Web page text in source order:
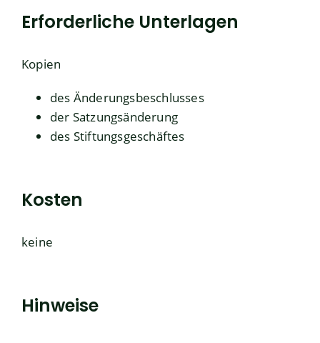
Erforderliche Unterlagen
Kopien
des Änderungsbeschlusses
der Satzungsänderung
des Stiftungsgeschäftes
Kosten
keine
Hinweise